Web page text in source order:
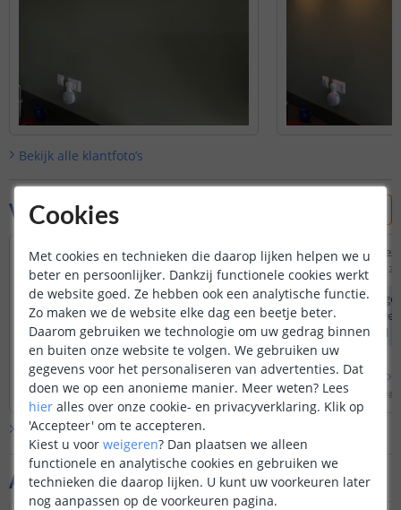
Aanvullende producten
Bekijk alle klantfoto’s
Vraag & antwoord
Zijn er ook firmware/ota updates voor
deze lamp?
Door Jeroen op donderdag 29 december 2022
In de lamp zit geen firmware en
eventuele updates worden gedaan via
de Philips Hue Bridge.
Disclaimer: mogelijk werken niet alle
uitgebreide functies die de Hue-app
biedt met dit product. Basisfuncties
zoals aan- en uitzetten, dimmen,
kleurbediening etc werken wel.
Bekijkhele antwoord
Door Priscilla op vrijdag 30 december 2022
Van welk merk is
Chris dinsdag 12
Deze lamp heeft
uiteraard is het wel
welke compatibel
Philips Hue
Disclaimer:
biedt met dit
zoals aan- en
kleurbediening etc
Bekijkhele
Door Priscilla op dinsdag
Bekijk alle Vraag & antwoord
Cookies
Met cookies en technieken die daarop lijken helpen we u
beter en persoonlijker. Dankzij functionele cookies werkt
de website goed. Ze hebben ook een analytische functie.
Zo maken we de website elke dag een beetje beter.
Daarom gebruiken we technologie om uw gedrag binnen
en buiten onze website te volgen. We gebruiken uw
gegevens voor het personaliseren van advertenties. Dat
doen we op een anonieme manier. Meer weten? Lees
hier alles over onze cookie- en privacyverklaring. Klik op
'Accepteer' om te accepteren.
Kiest u voor weigeren? Dan plaatsen we alleen
functionele en analytische cookies en gebruiken we
technieken die daarop lijken. U kunt uw voorkeuren later
nog aanpassen op de voorkeuren pagina.